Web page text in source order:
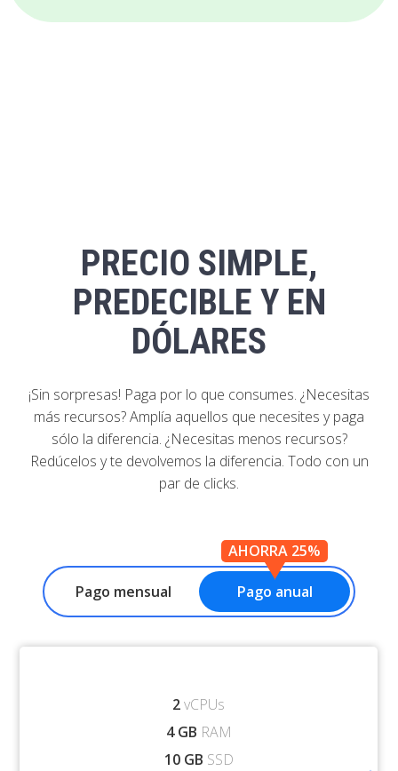
PRECIO SIMPLE,
PREDECIBLE Y EN
DÓLARES
¡Sin sorpresas! Paga por lo que consumes. ¿Necesitas
más recursos? Amplía aquellos que necesites y paga
sólo la diferencia. ¿Necesitas menos recursos?
Redúcelos y te devolvemos la diferencia. Todo con un
par de clicks.
Pago mensual Pago anual
AHORRA 25%
2vCPUs
4 GB RAM
10 GB SSD